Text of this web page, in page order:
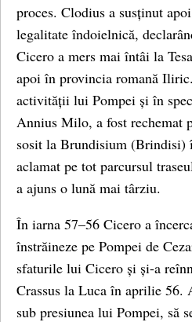
proces. Clodius a susținut
legalitate îndoielnică,
Cicero a mers mai întâi la
apoi în provincia romană
activității lui Pompei și în
Annius Milo, a fost rechemat
sosit la Brundisium (Brindisi)
aclamat pe tot parcursul
a ajuns o lună mai târziu.
În iarna 57–56 Cicero a
înstrăineze pe Pompei de
sfaturile lui Cicero și și-a
Crassus la Luca în aprilie 56.
sub presiunea lui Pompei, să